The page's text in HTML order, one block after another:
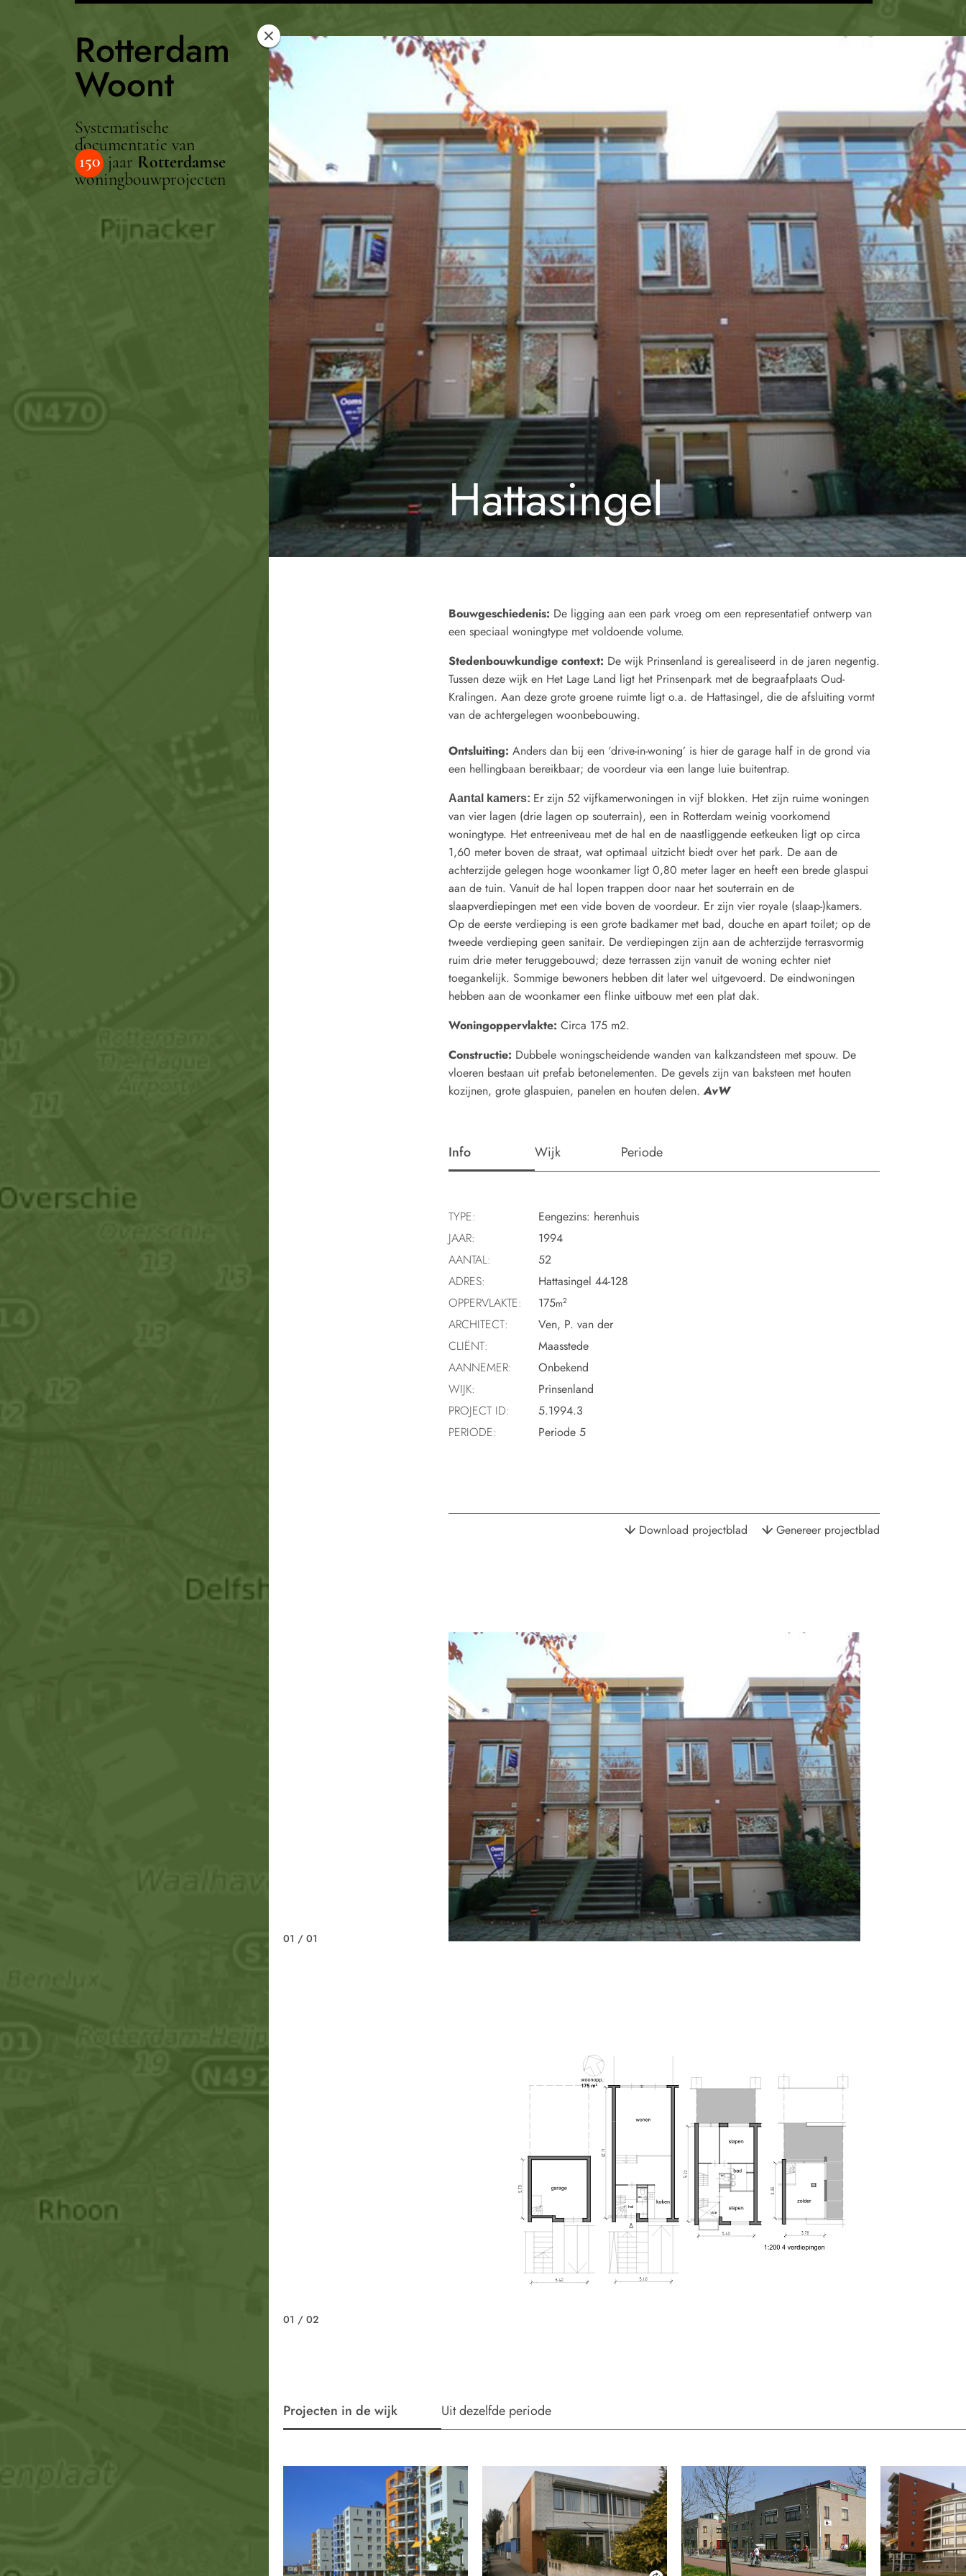
Rotterdam
Woont
Systematische
documentatie van
150 jaar Rotterdamse
woningbouwprojecten
Hattasingel
Bouwgeschiedenis: De ligging aan een park vroeg om een representatief ontwerp van
een speciaal woningtype met voldoende volume.
Stedenbouwkundige context: De wijk Prinsenland is gerealiseerd in de jaren negentig.
Tussen deze wijk en Het Lage Land ligt het Prinsenpark met de begraafplaats Oud-
Kralingen. Aan deze grote groene ruimte ligt o.a. de Hattasingel, die de afsluiting vormt
van de achtergelegen woonbebouwing.
Ontsluiting: Anders dan bij een ‘drive-in-woning’ is hier de garage half in de grond via
een hellingbaan bereikbaar; de voordeur via een lange luie buitentrap.
Aantal kamers: Er zijn 52 vijfkamerwoningen in vijf blokken. Het zijn ruime woningen
van vier lagen (drie lagen op souterrain), een in Rotterdam weinig voorkomend
woningtype. Het entreeniveau met de hal en de naastliggende eetkeuken ligt op circa
1,60 meter boven de straat, wat optimaal uitzicht biedt over het park. De aan de
achterzijde gelegen hoge woonkamer ligt 0,80 meter lager en heeft een brede glaspui
aan de tuin. Vanuit de hal lopen trappen door naar het souterrain en de
slaapverdiepingen met een vide boven de voordeur. Er zijn vier royale (slaap-)kamers.
Op de eerste verdieping is een grote badkamer met bad, douche en apart toilet; op de
tweede verdieping geen sanitair. De verdiepingen zijn aan de achterzijde terrasvormig
ruim drie meter teruggebouwd; deze terrassen zijn vanuit de woning echter niet
toegankelijk. Sommige bewoners hebben dit later wel uitgevoerd. De eindwoningen
hebben aan de woonkamer een flinke uitbouw met een plat dak.
Woningoppervlakte: Circa 175 m2.
Constructie: Dubbele woningscheidende wanden van kalkzandsteen met spouw. De
vloeren bestaan uit prefab betonelementen. De gevels zijn van baksteen met houten
kozijnen, grote glaspuien, panelen en houten delen. AvW
Info Wijk Periode
TYPE:
Eengezins: herenhuis
JAAR:
1994
AANTAL:
52
ADRES:
Hattasingel 44-128
OPPERVLAKTE:
175m2
ARCHITECT:
Ven, P. van der
CLIËNT:
Maasstede
AANNEMER:
Onbekend
WIJK:
Prinsenland
PROJECT ID:
5.1994.3
PERIODE:
Periode 5
Download projectblad Genereer projectblad
01 / 01
01 / 02
Projecten in de wijk Uit dezelfde periode